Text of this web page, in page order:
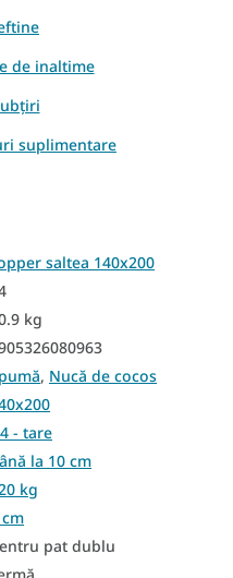
de inaltime
suplimentare
canapea
divan
140x200
140x200
rigidă
de 5 cm
saltea 140x200
kg
, Nucă de cocos
- tare
la 10 cm
kg
pat dublu